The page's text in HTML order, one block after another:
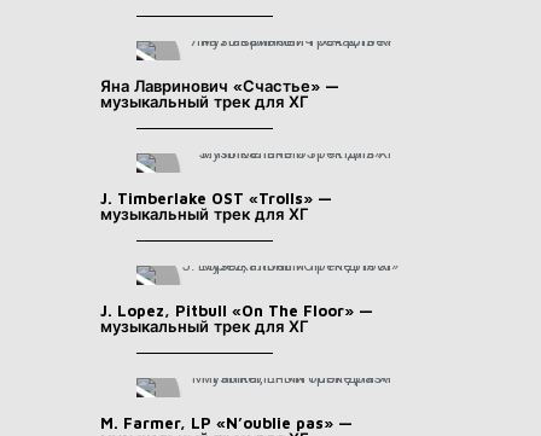
Яна Лавринович «Счастье» —
музыкальный трек для ХГ
J. Timberlake OST «Trolls» —
музыкальный трек для ХГ
J. Lopez, Pitbull «On The Floor» —
музыкальный трек для ХГ
M. Farmer, LP «N’oublie pas» —